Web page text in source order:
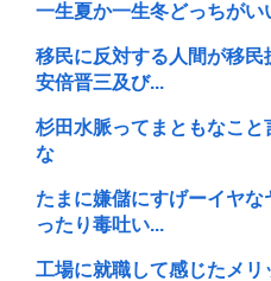
一生夏か一生冬どっちがい
移民に反対する人間が移
安倍晋三及び...
杉田水脈ってまともなこ
な
たまに嫌儲にすげーイヤ
ったり毒吐い...
工場に就職して感じたメリ